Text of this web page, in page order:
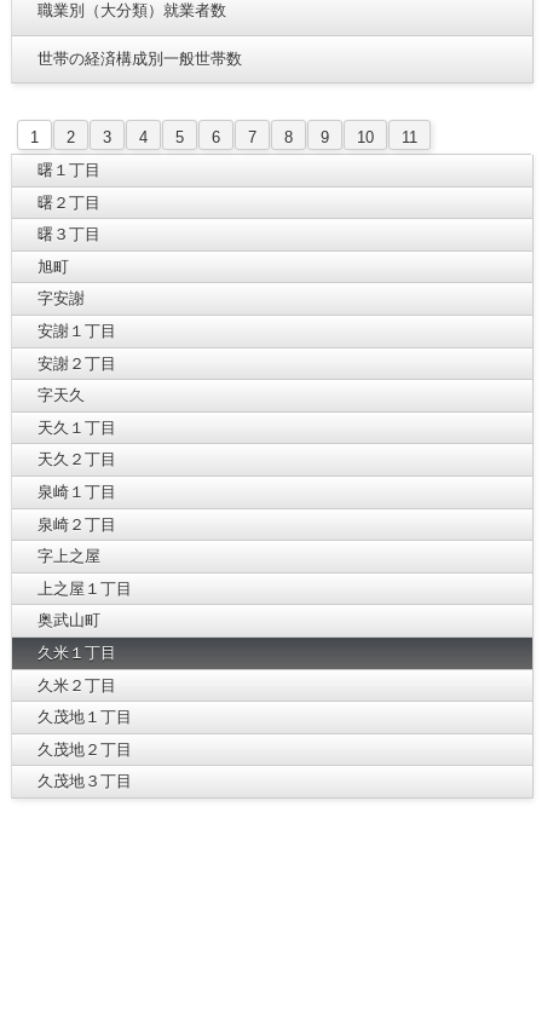
職業別（大分類）就業者数
世帯の経済構成別一般世帯数
1 2 3 4 5 6 7 8 9 10
11
曙１丁目
曙２丁目
曙３丁目
旭町
字安謝
安謝１丁目
安謝２丁目
字天久
天久１丁目
天久２丁目
泉崎１丁目
泉崎２丁目
字上之屋
上之屋１丁目
奥武山町
久米１丁目
久米２丁目
久茂地１丁目
久茂地２丁目
久茂地３丁目